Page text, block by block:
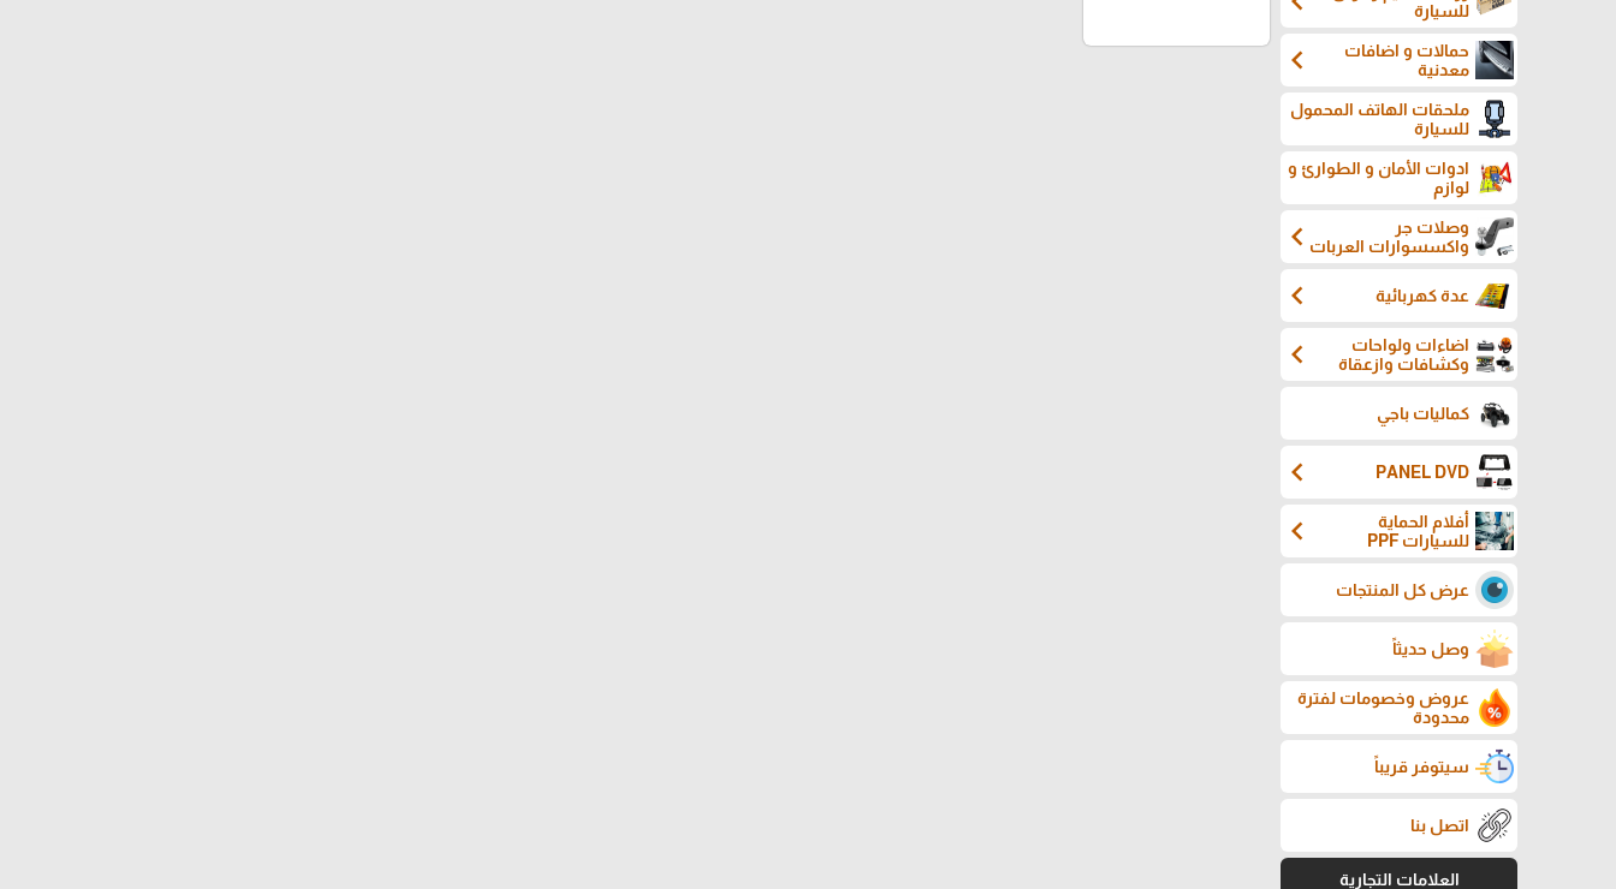
للسيارة
حمالات و اضافات
معدنية
chevron_left
ملحقات الهاتف المحمول
للسيارة
ادوات الأمان و الطوارئ و
لوازم
وصلات جر
واكسسوارات العرباتchevron_left
عدة كهربائية chevron_left
اضاءات ولواحات
وكشافات وازعقاة
chevron_left
كماليات باجي
PANEL DVD
chevron_left
أفلام الحماية
للسيارات PPF
chevron_left
عرض كل المنتجات
وصل حديثاً
عروض وخصومات لفترة
محدودة
سيتوفر قريباً
اتصل بنا
العلامات التجارية